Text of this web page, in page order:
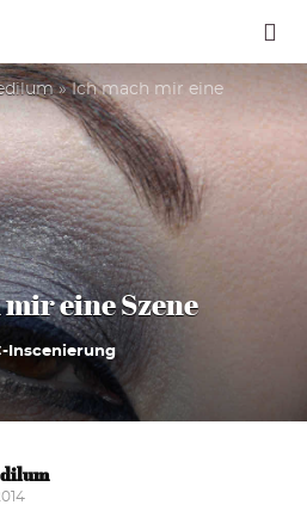
»Ich mach mir eine
eine Szene
Inscenierung